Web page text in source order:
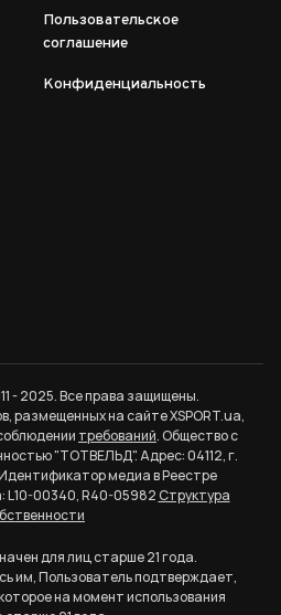
Пользовательское
соглашение
Конфиденциальность
- 2025. Все права защищены.
размещенных на сайте XSPORT.ua,
требований. Общество с
"ТОТВЕЛЬД". Адрес: 04112, г.
медиа в Реестре
L10-00340, R40-05982Структура
для лиц старше 21 года.
им, Пользователь подтверждает,
на момент использования